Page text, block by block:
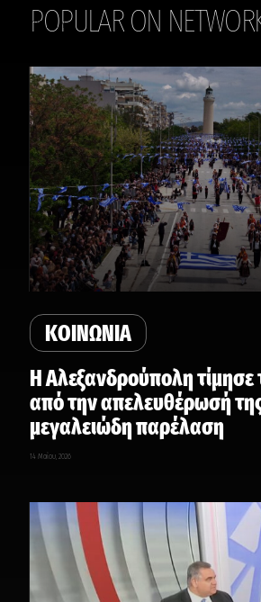
POPULAR ON
THE DAILY
ΚΟΙΝΩΝΙΑ
Η Αλεξανδρούπολη τίμησε
από την απελευθέρωσή
μεγαλειώδη παρέλαση
14 Μαΐου, 2026